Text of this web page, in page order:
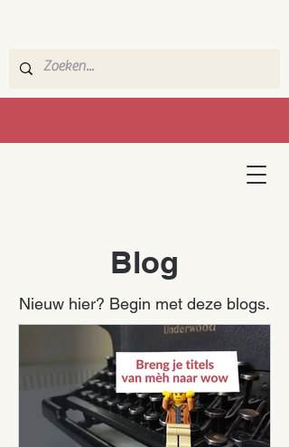
Blog
Nieuw hier? Begin met deze blogs.